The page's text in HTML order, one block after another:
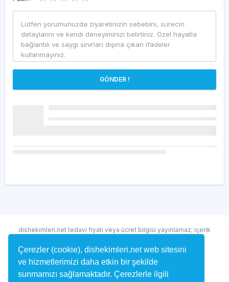
Çerezler (cookie), dishekimleri.net web sitesini
ve hizmetlerimizi daha etkin bir şekilde
sunmamızı sağlamaktadır. Çerezlerle ilgili
GÖNDER !
dishekimleri.net tedavi fiyatı veya ücret bilgisi yayınlamaz; içerik